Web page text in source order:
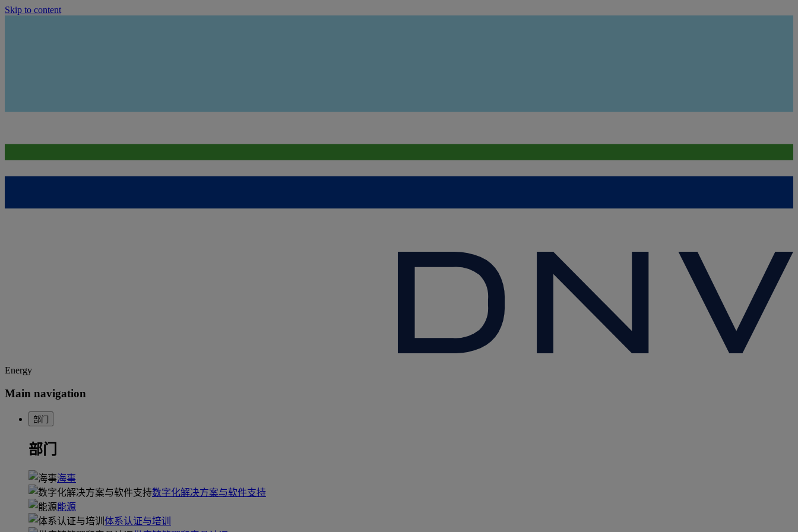
Skip to content
Energy
Main navigation
部门
部门
海事
数字化解决方案与软件支持
能源
体系认证与培训